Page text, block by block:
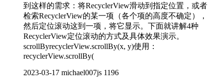
到这样的需求：将RecyclerView滑动到指定位置，或者
检索RecyclerView的某一项（各个项的高度不确定），
然后定位滚动这到一项，将它显示。下面就讲解4种
RecyclerView定位滚动的方式及具体效果演示。
scrollByrecyclerView.scrollBy(x, y)使用：
recyclerView.scrollBy(
2023-03-17 michael007js 1196